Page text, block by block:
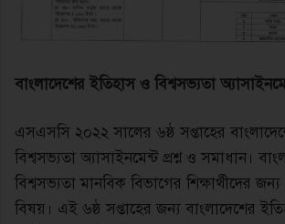
বাংলাদেশের ইতিহাস ও বিশ্বসভ্যতা
এসএসসি ২০২২ সালের ৬ষ্ঠ সপ্তাহের
বিশ্বসভ্যতা অ্যাসাইনমেন্ট প্রশ্ন ও সমাধান।
বিশ্বসভ্যতা মানবিক বিভাগের শিক্ষার্থীদের
বিষয়। এই ৬ষ্ঠ সপ্তাহের জন্য বাংলাদেশের